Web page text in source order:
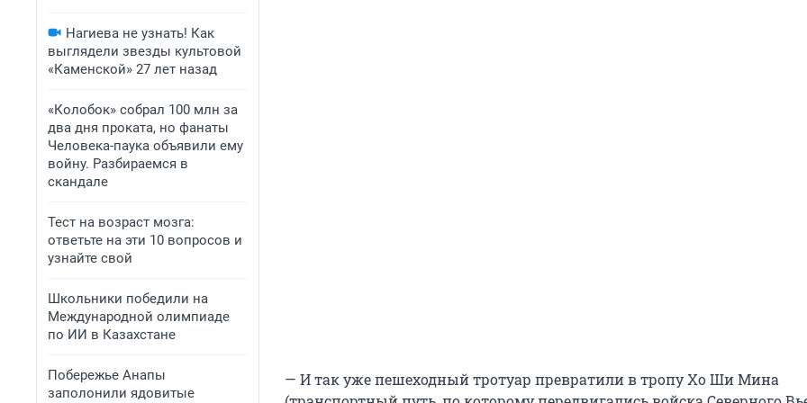
Нагиева не узнать! Как
выглядели звезды культовой
«Каменской» 27 лет назад
«Колобок» собрал 100 млн за
два дня проката, но фанаты
Человека-паука объявили ему
войну. Разбираемся в
скандале
Тест на возраст мозга:
ответьте на эти 10 вопросов и
узнайте свой
Школьники победили на
Международной олимпиаде
по ИИ в Казахстане
Побережье Анапы
заполонили ядовитые
— И так уже пешеходный тротуар превратили в тропу Хо Ши Мина